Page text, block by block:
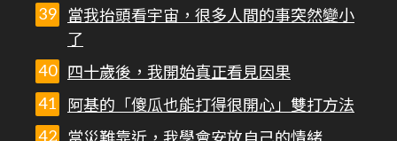
當我抬頭看宇宙，很多人間的事突然變小
了
四十歲後，我開始真正看見因果
阿基的「傻瓜也能打得很開心」雙打方法